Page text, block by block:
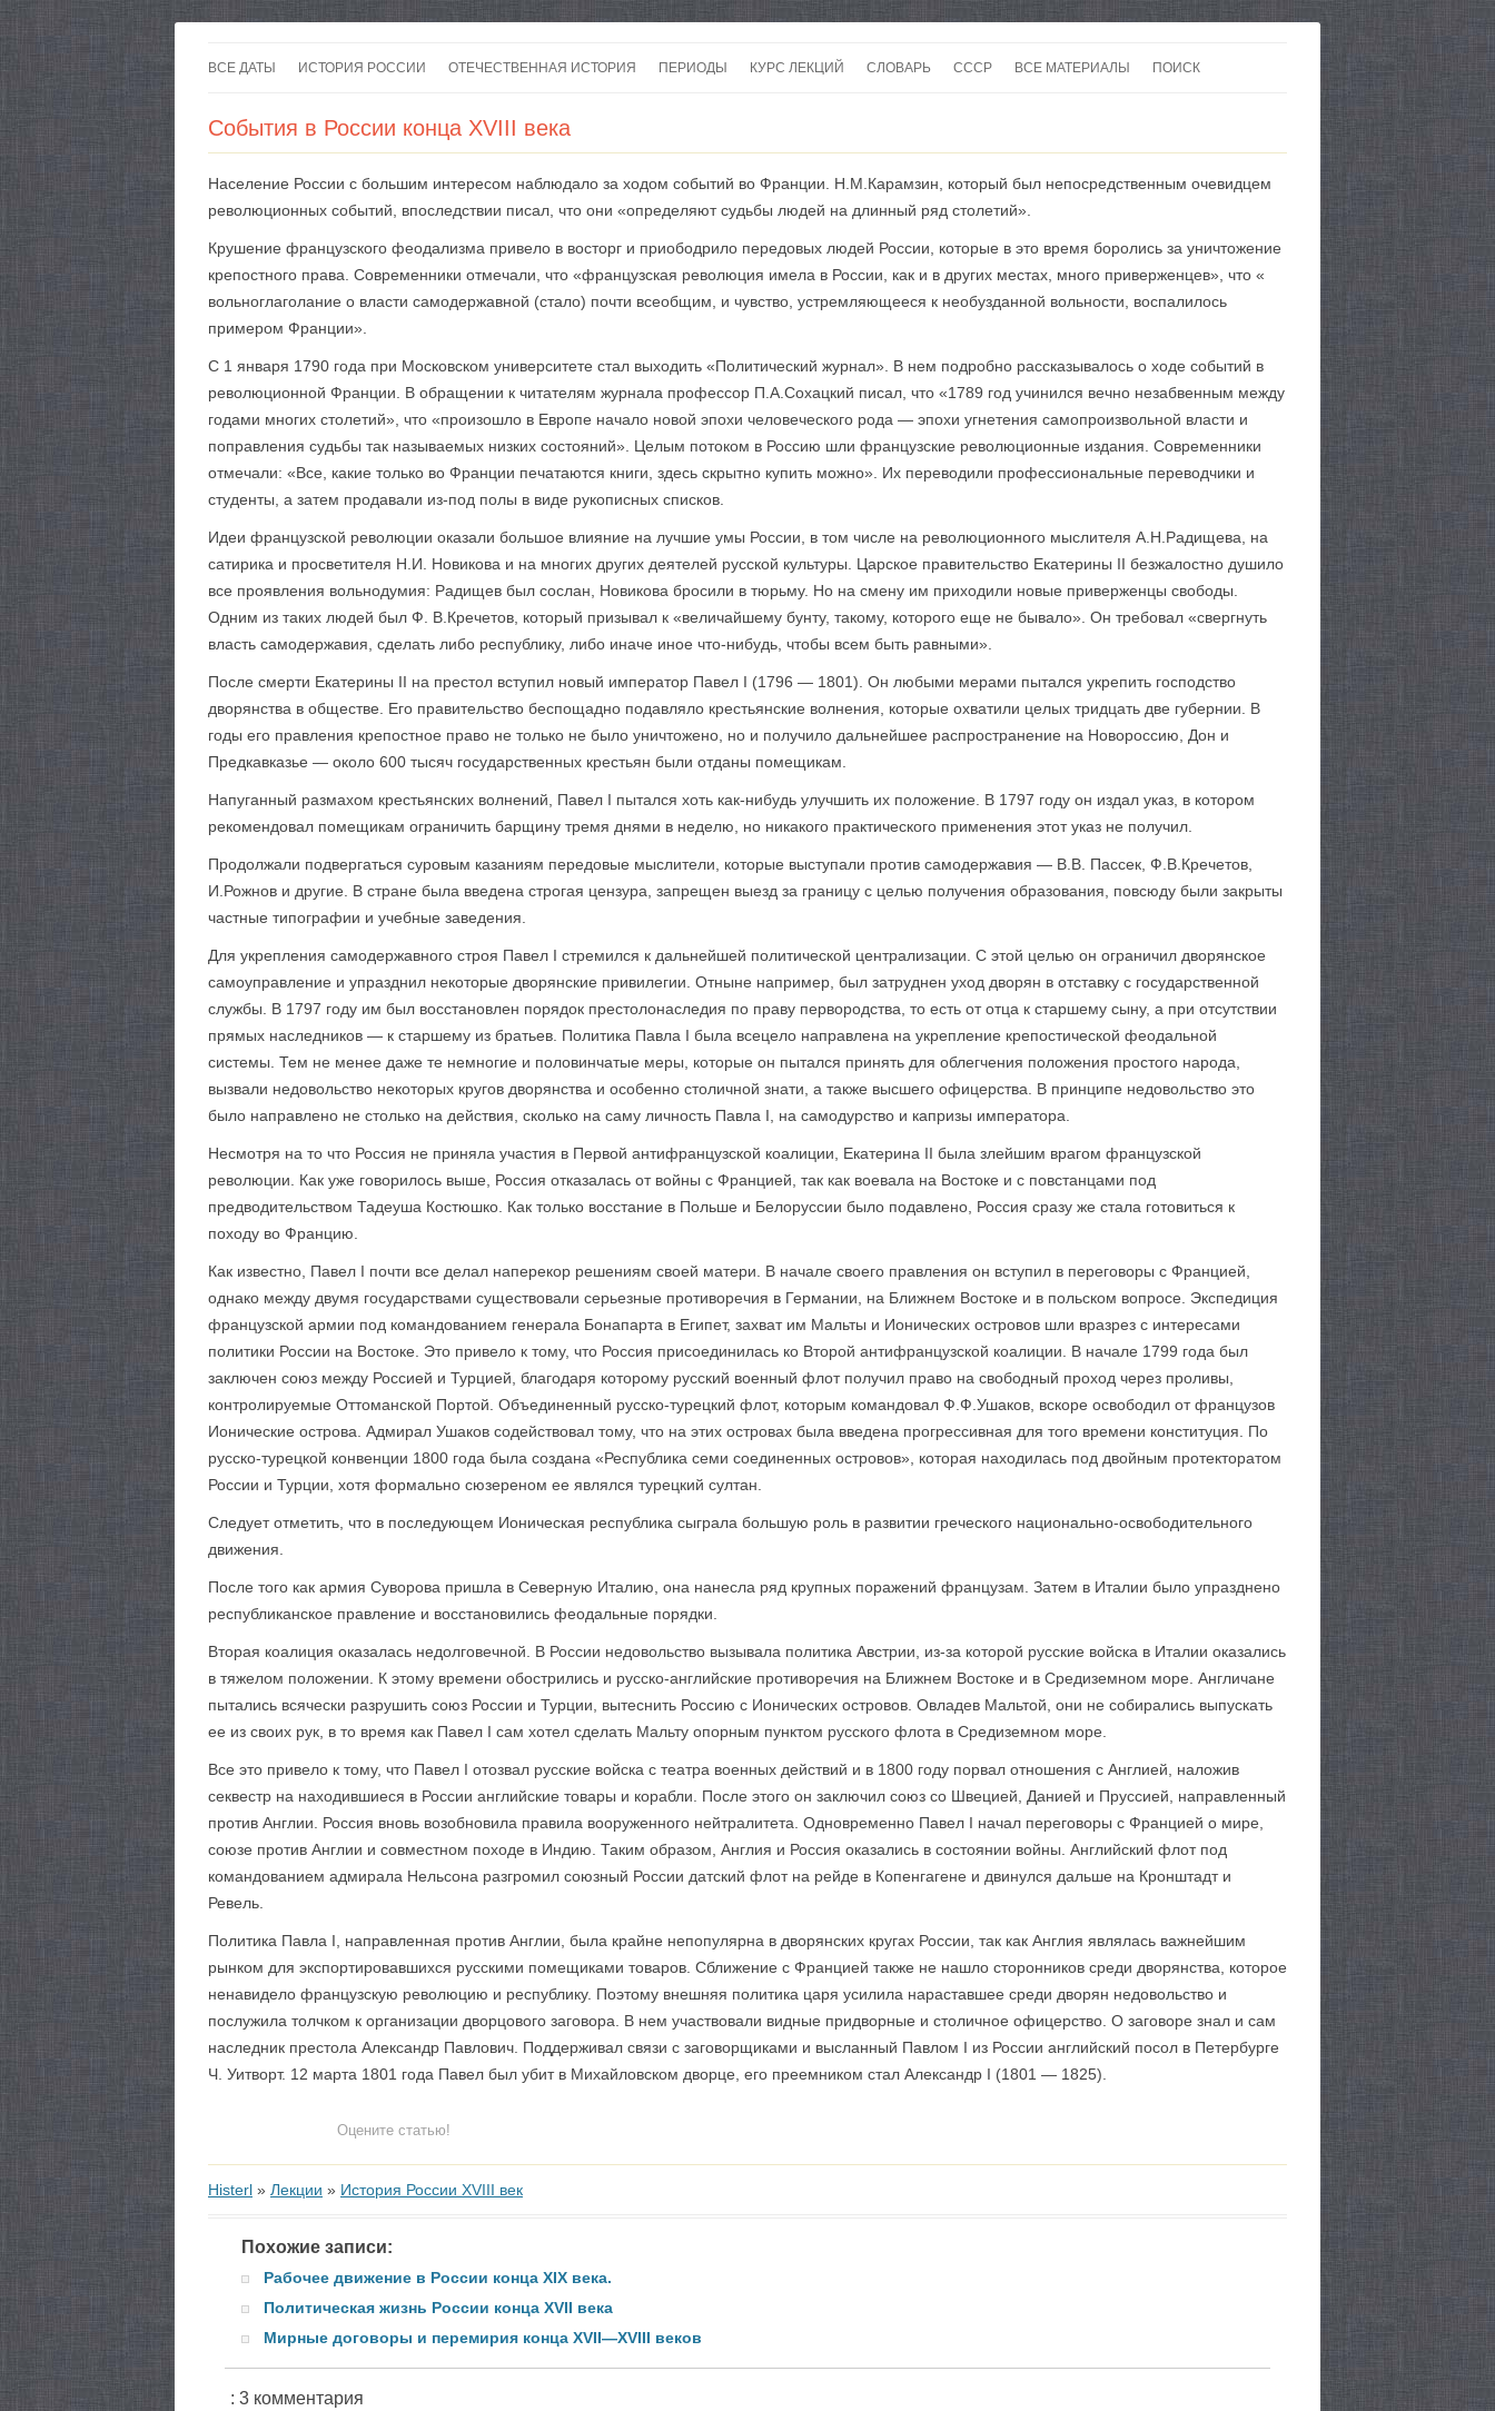
к
ВСЕ ДАТЫ ИСТОРИЯ РОССИИ ОТЕЧЕСТВЕННАЯ ИСТОРИЯ ПЕРИОДЫ КУРС ЛЕКЦИЙ СЛОВАРЬ СССР
ВОЙНЫ
ВСЕ МАТЕРИАЛЫ ПОИСК
События в России конца XVIII века
Население России с большим интересом наблюдало за ходом событий во Франции. Н.М.Карамзин, который был непосредственным очевидцем
революционных событий, впоследствии писал, что они «определяют судьбы людей на длинный ряд столетий».
Крушение французского феодализма привело в восторг и приободрило передовых людей России, которые в это время боролись за уничтожение
крепостного права. Современники отмечали, что «французская революция имела в России, как и в других местах, много приверженцев», что «
вольноглаголание о власти самодержавной (стало) почти всеобщим, и чувство, устремляющееся к необузданной вольности, воспалилось
примером Франции».
С 1 января 1790 года при Московском университете стал выходить «Политический журнал». В нем подробно рассказывалось о ходе событий в
революционной Франции. В обращении к читателям журнала профессор П.А.Сохацкий писал, что «1789 год учинился вечно незабвенным между
годами многих столетий», что «произошло в Европе начало новой эпохи человеческого рода — эпохи угнетения самопроизвольной власти и
поправления судьбы так называемых низких состояний». Целым потоком в Россию шли французские революционные издания. Современники
отмечали: «Все, какие только во Франции печатаются книги, здесь скрытно купить можно». Их переводили профессиональные переводчики и
студенты, а затем продавали из-под полы в виде рукописных списков.
Идеи французской революции оказали большое влияние на лучшие умы России, в том числе на револю­ционного мыслителя А.Н.Радищева, на
сатирика и просветителя Н.И. Новикова и на многих других деятелей русской культуры. Царское правительство Екатерины II безжалостно душило
все проявления вольнодумия: Радищев был сослан, Новикова бросили в тюрьму. Но на смену им приходили новые приверженцы свободы.
Одним из таких людей был Ф. В.Кречетов, который призывал к «величайшему бунту, такому, которого еще не бывало». Он требовал «свергнуть
власть самодержавия, сделать либо республику, либо иначе иное что-нибудь, чтобы всем быть равными».
После смерти Екатерины II на престол вступил новый император Павел I (1796 — 1801). Он любыми мерами пытался укрепить господство
дворянства в обществе. Его правительство беспощадно подавляло крестьянские волнения, которые охватили целых тридцать две губернии. В
годы его правления крепостное право не только не было уничтожено, но и получило дальнейшее распространение на Новороссию, Дон и
Предкавказье — около 600 тысяч государственных крестьян были отданы помещикам.
Напуганный размахом крестьянских волнений, Павел I пытался хоть как-нибудь улучшить их положение. В 1797 году он издал указ, в котором
рекомендовал помещикам ограничить барщину тремя днями в неделю, но никакого практического применения этот указ не получил.
Продолжали подвергаться суровым казаниям передовые мыслители, которые вы­ступали против самодержавия — В.В. Пассек, Ф.В.Кречетов,
И.Рожнов и другие. В стране была введена строгая цензура, запрещен выезд за границу с целью получения образования, повсюду были закрыты
частные типографии и учебные заведения.
Для укрепления самодержавного строя Павел I стремился к дальнейшей политической централизации. С этой целью он ограничил дворянское
самоуправление и упразднил некоторые дворянские привилегии. Отныне например, был затруднен уход дворян в отставку с государственной
службы. В 1797 году им был восстановлен порядок престолонаследия по праву перво­родства, то есть от отца к старшему сыну, а при отсутствии
прямых наследников — к старшему из братьев. Политика Павла I была всецело направлена на укрепление крепостической феодальной
системы. Тем не менее даже те немногие и половинчатые меры, которые он пытался принять для облегчения положения простого народа,
вызвали недовольство некоторых кругов дворянства и особенно столичной знати, а также высшего офицерства. В принципе недовольство это
было направлено не столько на действия, сколько на саму личность Павла I, на самодурство и капризы императора.
Несмотря на то что Россия не приняла участия в Первой антифранцузской коалиции, Екатерина II была злейшим врагом французской
революции. Как уже говорилось выше, Россия отказалась от войны с Францией, так как воевала на Востоке и с повстанцами под
предводительством Тадеуша Костюшко. Как только восстание в Польше и Белоруссии было подавлено, Россия сразу же стала готовиться к
походу во Францию.
Как известно, Павел I почти все делал наперекор решениям своей матери. В начале своего правления он вступил в переговоры с Францией,
однако между двумя государствами существовали серьезные противоречия в Германии, на Ближнем Востоке и в польском вопросе. Экспедиция
французской армии под командованием генерала Бонапарта в Египет, захват им Мальты и Ионических островов шли вразрез с интересами
политики России на Востоке. Это привело к тому, что Россия присоединилась ко Второй антифранцузской коалиции. В начале 1799 года был
заключен союз между Россией и Турцией, благодаря которому русский военный флот получил право на свободный проход через проливы,
контролируемые Оттоманской Портой. Объединенный русско-турецкий флот, которым командовал Ф.Ф.Ушаков, вскоре освободил от французов
Ионические острова. Адмирал Ушаков содействовал тому, что на этих островах была введена прогрессивная для того времени конституция. По
русско-турецкой конвенции 1800 года была создана «Республика семи соединенных островов», которая находилась под двойным протекторатом
России и Турции, хотя формально сюзереном ее являлся турецкий султан.
Следует отметить, что в последующем Ионическая республика сыграла большую роль в развитии греческого национально-освободительного
движения.
После того как армия Суворова пришла в Северную Италию, она нанесла ряд крупных поражений французам. Затем в Италии было упразднено
республиканское правление и восстановились феодальные порядки.
Вторая коалиция оказалась недолговечной. В России недовольство вызывала политика Австрии, из-за которой русские войска в Италии оказались
в тяжелом положении. К этому времени обострились и русско-английские противоречия на Ближнем Востоке и в Средиземном море. Англичане
пытались всячески разрушить союз России и Турции, вытеснить Россию с Ионических островов. Овладев Мальтой, они не собирались выпускать
ее из своих рук, в то время как Павел I сам хотел сделать Мальту опорным пунктом русского флота в Средиземном море.
Все это привело к тому, что Павел I отозвал русские войска с театра военных действий и в 1800 году порвал отношения с Англией, наложив
секвестр на находившиеся в России английские товары и корабли. После этого он заключил союз со Швецией, Данией и Пруссией, направленный
против Англии. Россия вновь возобновила правила вооруженного нейтралитета. Одновременно Павел I начал переговоры с Францией о мире,
союзе против Англии и совместном походе в Индию. Таким образом, Англия и Россия оказались в состоянии войны. Английский флот под
командованием адмирала Нельсона разгромил союзный России датский флот на рейде в Копенгагене и двинулся дальше на Кронштадт и
Ревель.
Политика Павла I, направленная против Англии, была крайне непопулярна в дворянских кругах России, так как Англия являлась важнейшим
рынком для экспортировавшихся русскими помещиками товаров. Сближение с Францией также не нашло сторонников среди дворянства, которое
ненавидело французскую революцию и республику. Поэтому внешняя политика царя усилила нараставшее среди дворян недовольство и
послужила толчком к организации дворцового заговора. В нем участвовали видные придворные и столичное офицерство. О заговоре знал и сам
наследник престола Александр Павлович. Поддерживал связи с заговорщиками и высланный Павлом I из России английский посол в Петербурге
Ч. Уитворт. 12 марта 1801 года Павел был убит в Михайловском дворце, его преемником стал Александр I (1801 — 1825).
Оцените статью!
Histerl » Лекции » История России XVIII век
Похожие записи:
Рабочее движение в России конца XIX века.
Политическая жизнь России конца XVII века
Мирные договоры и перемирия конца XVII—XVIII веков
: 3 комментария